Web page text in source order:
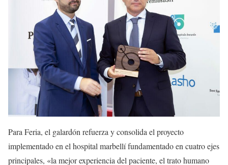
Para Feria, el galardón refuerza y consolida el proyecto
implementado en el hospital marbellí fundamentado en cuatro ejes
principales, «la mejor experiencia del paciente, el trato humano